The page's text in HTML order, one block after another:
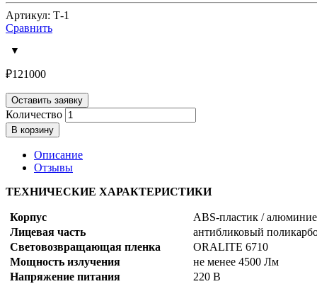
Артикул: Т-1
Сравнить
₽121000
Оставить заявку
Количество
В корзину
Описание
Отзывы
ТЕХНИЧЕСКИЕ ХАРАКТЕРИСТИКИ
Корпус
ABS-пластик /
Лицевая часть
антибликовый
Световозвращающая пленка
ORALITE 6710
Мощность излучения
не менее 4500 Лм
Напряжение питания
220 В